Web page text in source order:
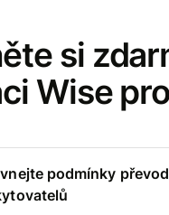
si
Wise
podmínky